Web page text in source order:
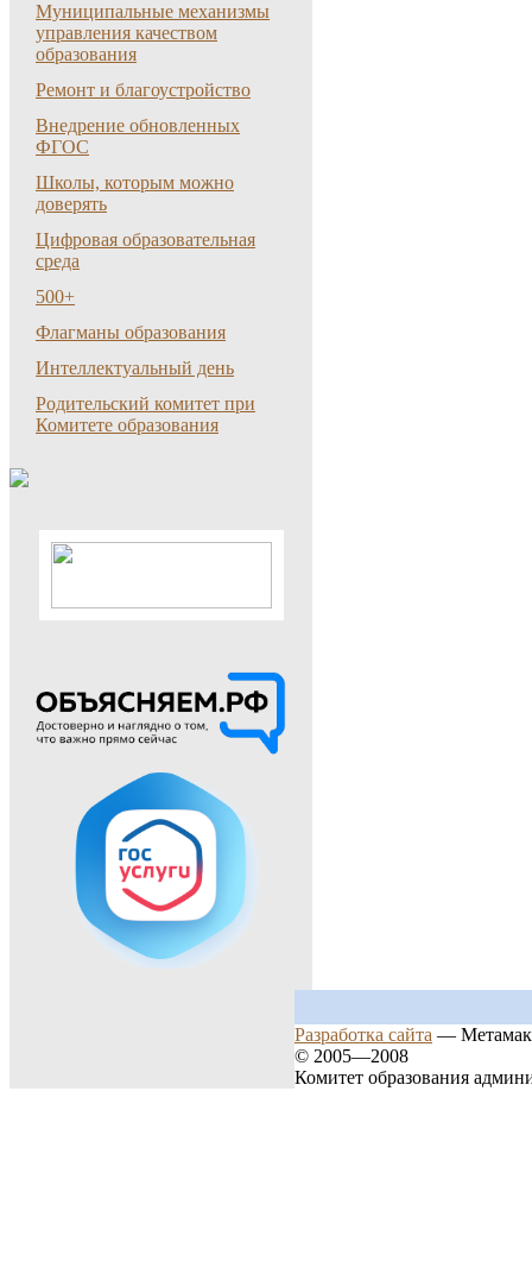
Муниципальные механизмы
управления качеством
образования
Ремонт и благоустройство
Внедрение обновленных
ФГОС
Школы, которым можно
доверять
Цифровая образовательная
среда
500+
Флагманы образования
Интеллектуальный день
Родительский комитет при
Комитете образования
Разработка сайта —
© 2005—2008
Комитет образования